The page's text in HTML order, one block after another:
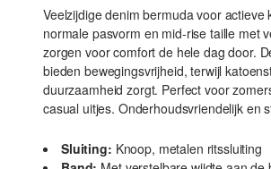
Veelzijdige denim bermuda voor actieve
normale pasvorm en mid-rise taille met
zorgen voor comfort de hele dag door.
bieden bewegingsvrijheid, terwijl
duurzaamheid zorgt. Perfect voor
casual uitjes. Onderhoudsvriendelijk en
Sluiting: Knoop, metalen ritssluiting